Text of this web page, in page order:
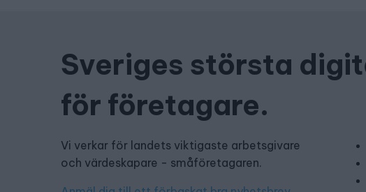
Sveriges största
för företagare.
Vi verkar för landets viktigaste arbetsgivare
och värdeskapare - småföretagaren.